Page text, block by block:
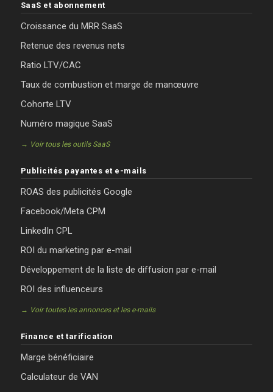
SaaS et abonnement
Croissance du MRR SaaS
Retenue des revenus nets
Ratio LTV/CAC
Taux de combustion et marge de manœuvre
Cohorte LTV
Numéro magique SaaS
→ Voir tous les outils SaaS
Publicités payantes et e-mails
ROAS des publicités Google
Facebook/Meta CPM
LinkedIn CPL
ROI du marketing par e-mail
Développement de la liste de diffusion par e-mail
ROI des influenceurs
→ Voir toutes les annonces et les e-mails
Finance et tarification
Marge bénéficiaire
Calculateur de VAN